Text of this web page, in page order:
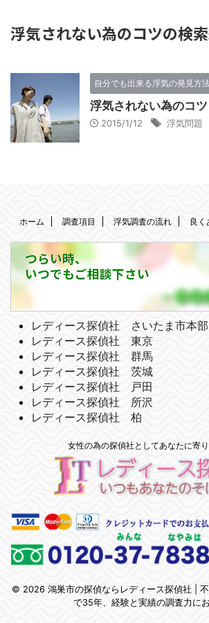
浮気されない為のコツの検
自分でも出来る浮気の発見方法
浮気されない為のコツ
2015/1/12 浮気問題
ホーム 調査項目 浮気調査の流れ 良く
つらい時、
いつでもご相談下さい
レディース探偵社 さいたま市本部
レディース探偵社 東京
レディース探偵社 群馬
レディース探偵社 茨城
レディース探偵社 戸田
レディース探偵社 所沢
レディース探偵社 柏
女性の為の探偵社としてあなたに寄
© 2026 鴻巣市の探偵ならレディース探偵社 | 不
で35年、経験と実績の調査力に